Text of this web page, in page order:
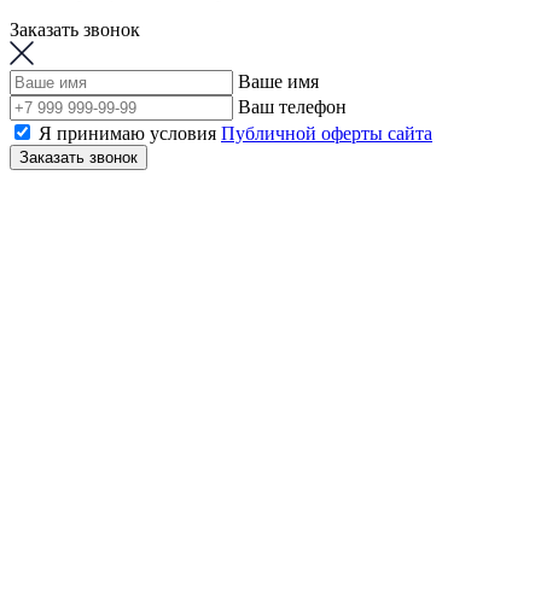
Заказать звонок
Ваше имя
Ваш телефон
Я принимаю условия Публичной оферты сайта
Заказать звонок